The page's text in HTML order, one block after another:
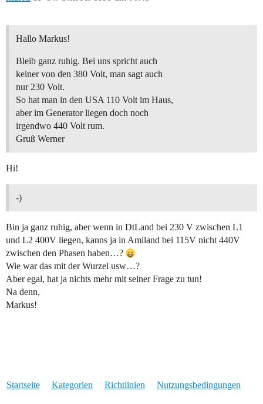
Hallo Markus!
Bleib ganz ruhig. Bei uns spricht auch
keiner von den 380 Volt, man sagt auch
nur 230 Volt.
So hat man in den USA 110 Volt im Haus,
aber im Generator liegen doch noch
irgendwo 440 Volt rum.
Gruß Werner
Hi!
-)
Bin ja ganz ruhig, aber wenn in DtLand bei 230 V zwischen L1
und L2 400V liegen, kanns ja in Amiland bei 115V nicht 440V
zwischen den Phasen haben…?
Wie war das mit der Wurzel usw…?
Aber egal, hat ja nichts mehr mit seiner Frage zu tun!
Na denn,
Markus!
Startseite Kategorien Richtlinien Nutzungsbedingungen